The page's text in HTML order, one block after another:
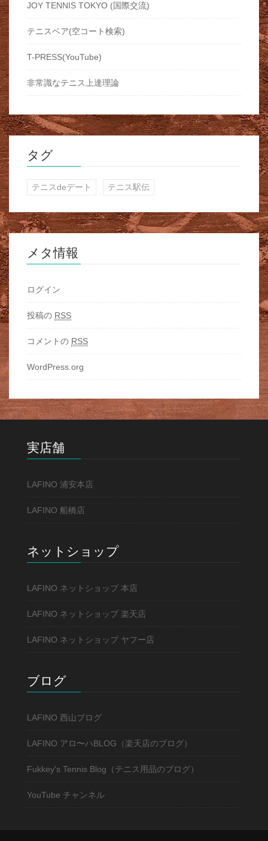
JOY TENNIS TOKYO (国際交流)
テニスベア(空コート検索)
T-PRESS(YouTube)
非常識なテニス上達理論
タグ
テニスdeデート テニス駅伝
メタ情報
ログイン
投稿の RSS
コメントの RSS
WordPress.org
実店舗
LAFINO 浦安本店
LAFINO 船橋店
ネットショップ
LAFINO ネットショップ 本店
LAFINO ネットショップ 楽天店
LAFINO ネットショップ ヤフー店
ブログ
LAFINO 西山ブログ
LAFINO アロ〜ハBLOG（楽天店のブログ）
Fukkey's Tennis Blog（テニス用品のブログ）
YouTube チャンネル